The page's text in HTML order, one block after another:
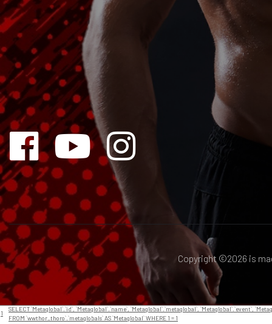
Copyright ©2026 is
// En app/View/Layouts/default.ctp
Nr Query
1
SELECT `Metaglobal`.`id`, `Metaglobal`.`name`, `Metaglobal`.`metaglobal`, `Metaglobal`.`event`,
FROM `wwthor_thoro`.`metaglobals` AS `Metaglobal` WHERE 1 = 1